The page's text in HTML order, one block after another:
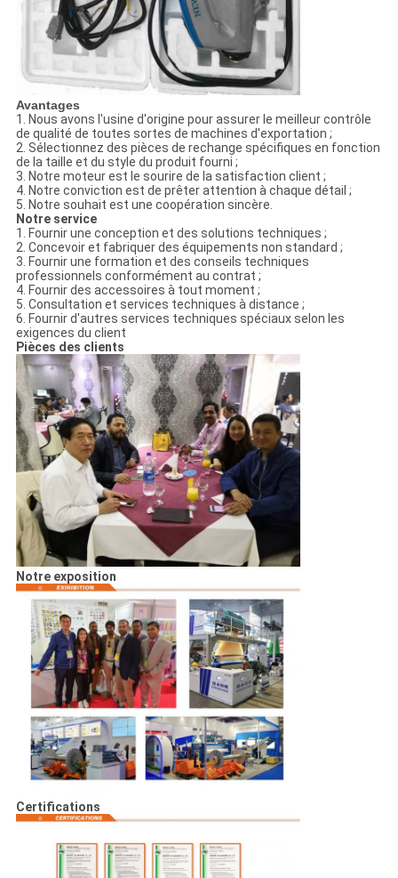
Avantages
1. Nous avons l'usine d'origine pour assurer le meilleur contrôle
de qualité de toutes sortes de machines d'exportation ;
2. Sélectionnez des pièces de rechange spécifiques en fonction
de la taille et du style du produit fourni ;
3. Notre moteur est le sourire de la satisfaction client ;
4. Notre conviction est de prêter attention à chaque détail ;
5. Notre souhait est une coopération sincère.
Notre service
1. Fournir une conception et des solutions techniques ;
2. Concevoir et fabriquer des équipements non standard ;
3. Fournir une formation et des conseils techniques
professionnels conformément au contrat ;
4. Fournir des accessoires à tout moment ;
5. Consultation et services techniques à distance ;
6. Fournir d'autres services techniques spéciaux selon les
exigences du client
Pièces des clients
Notre exposition
Certifications